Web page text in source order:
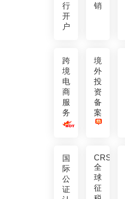
行
开
户
销
跨
境
电
商
服
务
境
外
投
资
备
案
国
际
公
证
CRS
全
球
征